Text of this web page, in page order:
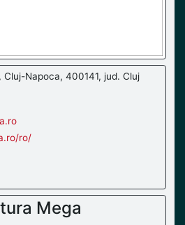
Cluj-Napoca, 400141, jud. Cluj
ro/
Mega